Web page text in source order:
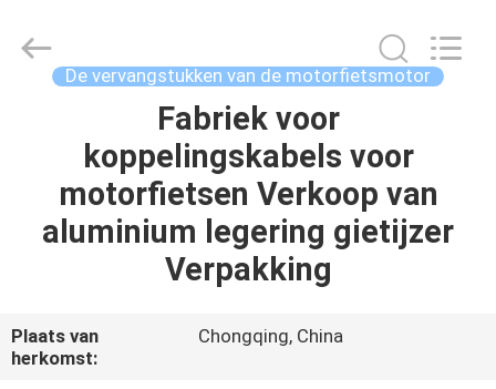
PRODUCTEN
OVER
ONS
Spare
Parts
De vervangstukken van de motorfietsmotor
Fabriek voor
koppelingskabels voor
motorfietsen Verkoop van
aluminium legering gietijzer
Verpakking
Plaats van
herkomst:
Chongqing, China